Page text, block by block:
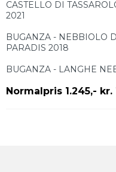
CASTELLO DI
2021
BUGANZA - NEBBIOLO
PARADIS 2018
BUGANZA - LANGHE
Normalpris 1.245,-